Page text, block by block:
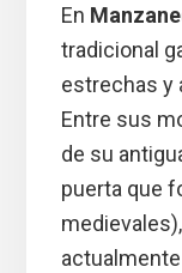
En
tradicional
estrechas y
Entre sus
de su
puerta que